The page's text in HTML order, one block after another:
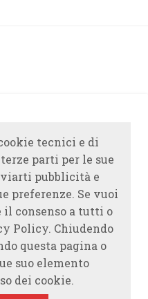
tecnici e di
parti per le sue
pubblicità e
preferenze. Se vuoi
il consenso a tutti o
Policy. Chiudendo
questa pagina o
suo elemento
dei cookie.